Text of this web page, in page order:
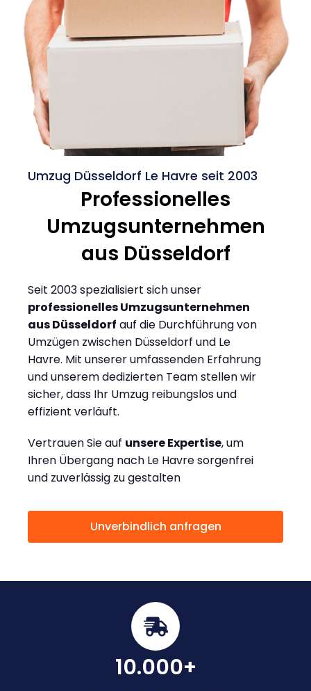
Umzug Düsseldorf Le Havre seit 2003
Professionelles
Umzugsunternehmen
aus Düsseldorf
Seit 2003 spezialisiert sich unser
professionelles Umzugsunternehmen
aus Düsseldorf auf die Durchführung von
Umzügen zwischen Düsseldorf und Le
Havre. Mit unserer umfassenden Erfahrung
und unserem dedizierten Team stellen wir
sicher, dass Ihr Umzug reibungslos und
effizient verläuft.
Vertrauen Sie auf unsere Expertise, um
Ihren Übergang nach Le Havre sorgenfrei
und zuverlässig zu gestalten
Unverbindlich anfragen
10.000+